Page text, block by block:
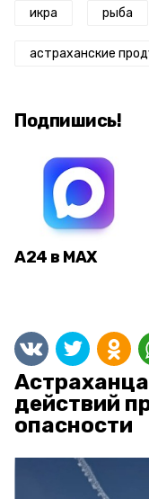
икра рыба
астраханские
Подпишись!
А24 в MAX
действий
опасности